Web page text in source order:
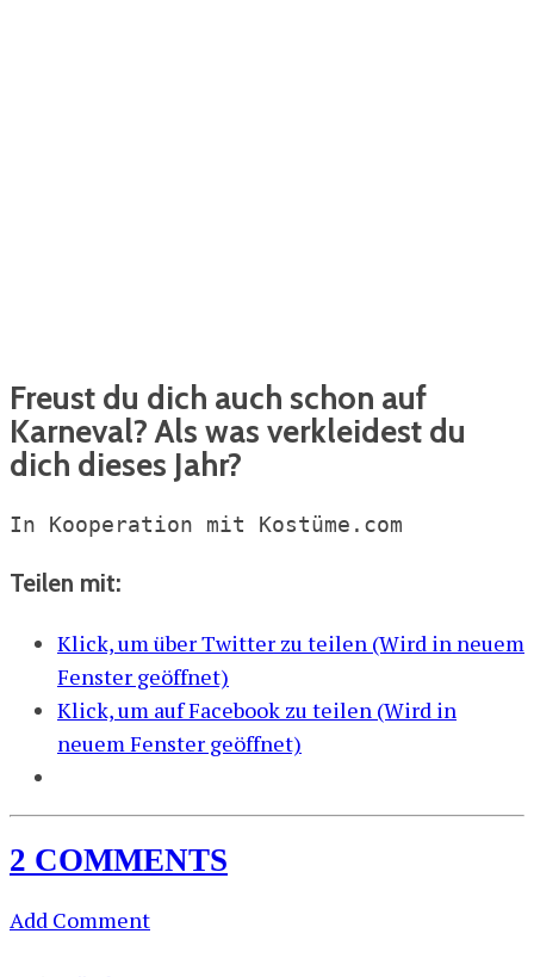
Freust du dich auch schon auf
Karneval? Als was verkleidest du
dich dieses Jahr?
In Kooperation mit Kostüme.com
Teilen mit:
Klick, um über Twitter zu teilen (Wird in neuem
Fenster geöffnet)
Klick, um auf Facebook zu teilen (Wird in
neuem Fenster geöffnet)
2 COMMENTS
Add Comment